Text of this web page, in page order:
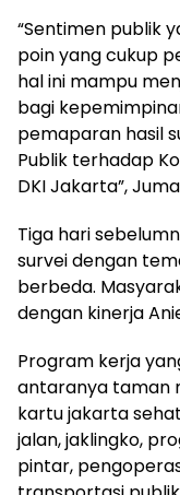
“Sentimen publik
poin yang cukup
hal ini mampu
bagi
pemaparan hasil
Publik terhadap
DKI Jakarta”,
Tiga hari
survei dengan
berbeda.
dengan kinerja
Program kerja
antaranya taman
kartu jakarta
jalan, jaklingko,
pintar,